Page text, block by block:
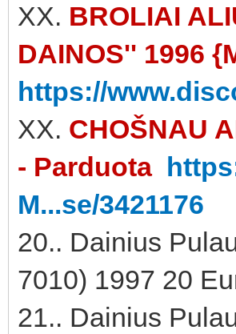
XX. BROLIAI
DAINOS'' 1996
https://
XX. CHOŠNAU
- Parduota
M...se/3421176
20.. Dainius
7010) 1997 20
21.. Dainius